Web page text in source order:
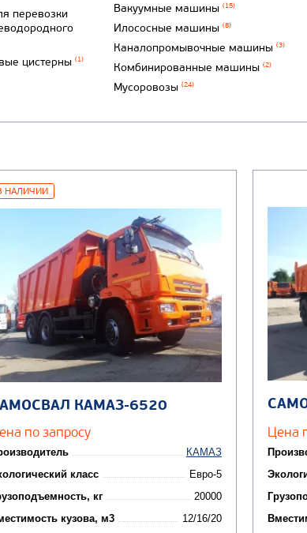
перевозки
цистерны (1)
Вакуумные машины (15)
Илососные машины (8)
Каналопромывочные машины (3)
Комбинированные машины (2)
Мусоровозы (24)
НАЛИЧИИ
КАМАЗ-6520
по запросу
КАМАЗ
класс
Евро-5
кг
20000
кузова, м3
12/16/20
Цена